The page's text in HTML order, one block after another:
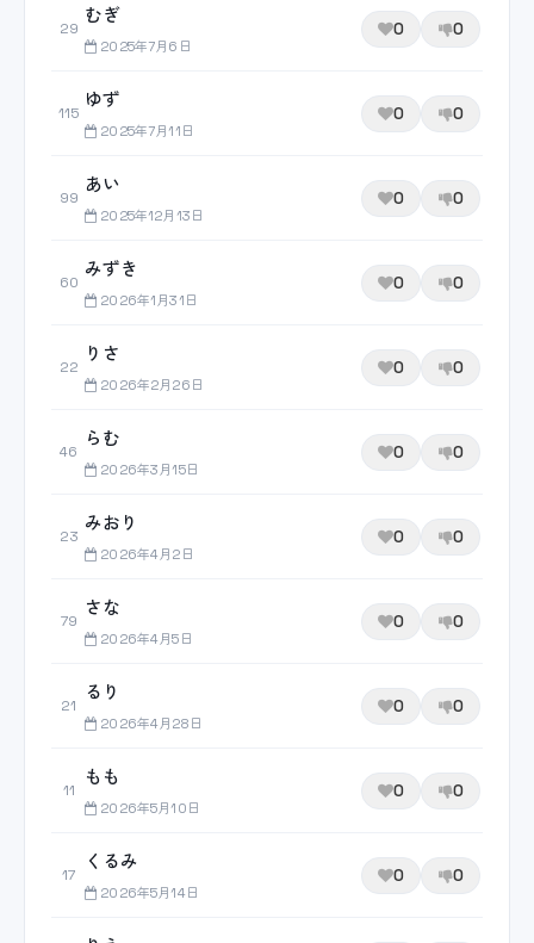
29
むぎ
2025年7月6日
0 0
115
ゆず
2025年7月11日
0 0
99
あい
2025年12月13日
0 0
60
みずき
2026年1月31日
0 0
22
りさ
2026年2月26日
0 0
46
らむ
2026年3月15日
0 0
23
みおり
2026年4月2日
0 0
79
さな
2026年4月5日
0 0
21
るり
2026年4月28日
0 0
11
もも
2026年5月10日
0 0
17
くるみ
2026年5月14日
0 0